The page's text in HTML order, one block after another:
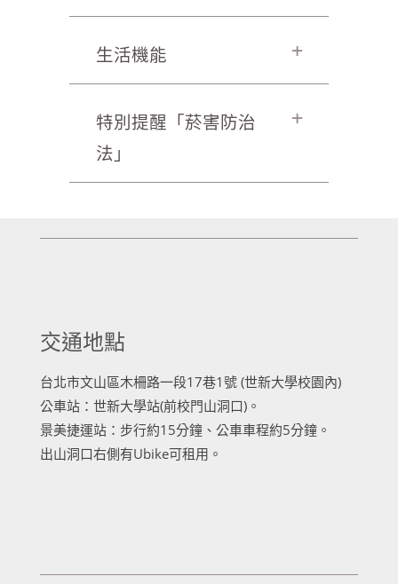
生活機能
特別提醒「菸害防治
法」
交通地點
台北市文山區木柵路一段17巷1號 (世新大學校園內)
公車站：世新大學站(前校門山洞口)。
景美捷運站：步行約15分鐘、公車車程約5分鐘。
出山洞口右側有Ubike可租用。